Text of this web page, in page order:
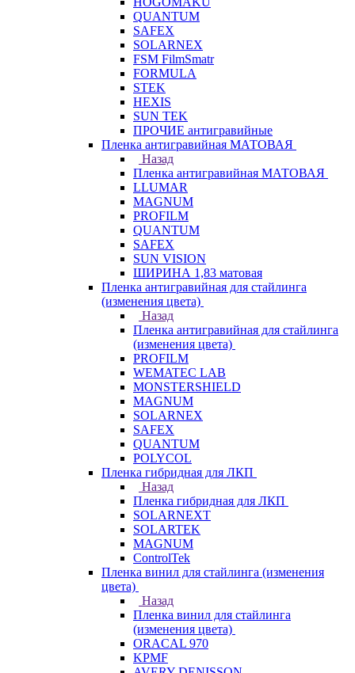
QUANTUM
SAFEX
SOLARNEX
FSM FilmSmatr
FORMULA
STEK
HEXIS
SUN TEK
ПРОЧИЕ антигравийные
Пленка антигравийная МАТОВАЯ
Назад
Пленка антигравийная МАТОВАЯ
LLUMAR
MAGNUM
PROFILM
QUANTUM
SAFEX
SUN VISION
ШИРИНА 1,83 матовая
Пленка антигравийная для стайлинга
(изменения цвета)
Назад
Пленка антигравийная для стайлинга
(изменения цвета)
PROFILM
WEMATEC LAB
MONSTERSHIELD
MAGNUM
SOLARNEX
SAFEX
QUANTUM
POLYCOL
Пленка гибридная для ЛКП
Назад
Пленка гибридная для ЛКП
SOLARNEXT
SOLARTEK
MAGNUM
ControlTek
Пленка винил для стайлинга (изменения
цвета)
Назад
Пленка винил для стайлинга
(изменения цвета)
ORACAL 970
KPMF